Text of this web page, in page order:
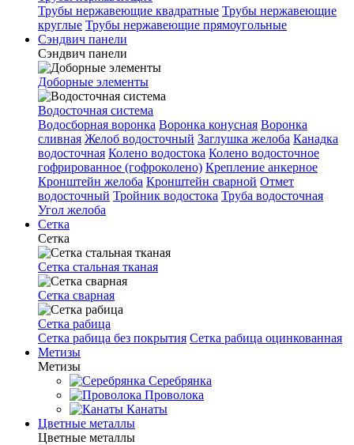
Трубы нержавеющие квадратные Трубы нержавеющие
круглые Трубы нержавеющие прямоугольные
Сэндвич панели
Сэндвич панели
Доборные элементы
Водосточная система
Водосборная воронка Воронка конусная Воронка
сливная Желоб водосточный Заглушка желоба Канадка
водосточная Колено водостока Колено водосточное
гофрированное (гофроколено) Крепление анкерное
Кронштейн желоба Кронштейн сварной Отмет
водосточный Тройник водостока Труба водосточная
Угол желоба
Сетка
Сетка
Сетка стальная тканая
Сетка сварная
Сетка рабица
Сетка рабица без покрытия Сетка рабица оцинкованная
Метизы
Метизы
Серебрянка
Проволока
Канаты
Цветные металлы
Цветные металлы